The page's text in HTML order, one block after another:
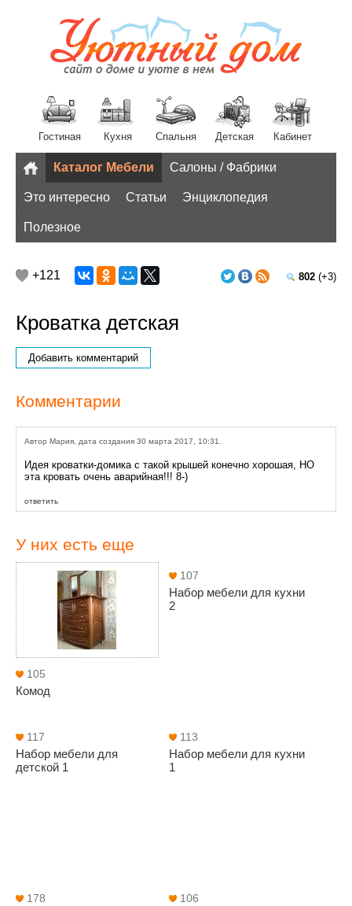
Гостиная Кухня Спальня Детская Кабинет
Разное
Каталог Мебели Салоны / Фабрики
Это интересно Статьи Энциклопедия
Полезное
802 (+3)
+121
Кроватка детская
Добавить комментарий
Комментарии
Автор Мария, дата создания 30 марта 2017, 10:31.
Идея кроватки-домика с такой крышей конечно хорошая, НО
эта кровать очень аварийная!!! 8-)
ответить
У них есть еще
105
Комод
107
Набор мебели для кухни
2
117
Набор мебели для
детской 1
113
Набор мебели для кухни
1
178 106